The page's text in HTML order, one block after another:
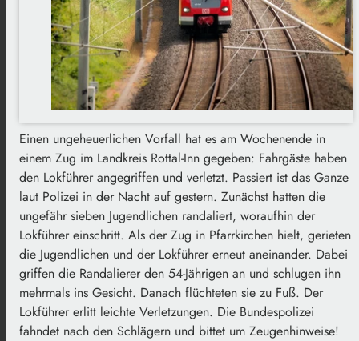
Einen ungeheuerlichen Vorfall hat es am Wochenende in
einem Zug im Landkreis Rottal-Inn gegeben: Fahrgäste haben
den Lokführer angegriffen und verletzt. Passiert ist das Ganze
laut Polizei in der Nacht auf gestern. Zunächst hatten die
ungefähr sieben Jugendlichen randaliert, woraufhin der
Lokführer einschritt. Als der Zug in Pfarrkirchen hielt, gerieten
die Jugendlichen und der Lokführer erneut aneinander. Dabei
griffen die Randalierer den 54-Jährigen an und schlugen ihn
mehrmals ins Gesicht. Danach flüchteten sie zu Fuß. Der
Lokführer erlitt leichte Verletzungen. Die Bundespolizei
fahndet nach den Schlägern und bittet um Zeugenhinweise!